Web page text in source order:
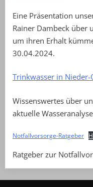
Eine Präsentation
Rainer Dambeck über
um ihren Erhalt
30.04.2024.
Trinkwasser in
Wissenswertes über
aktuelle
Notfallvorsorge-Ratgeber
Ratgeber zur